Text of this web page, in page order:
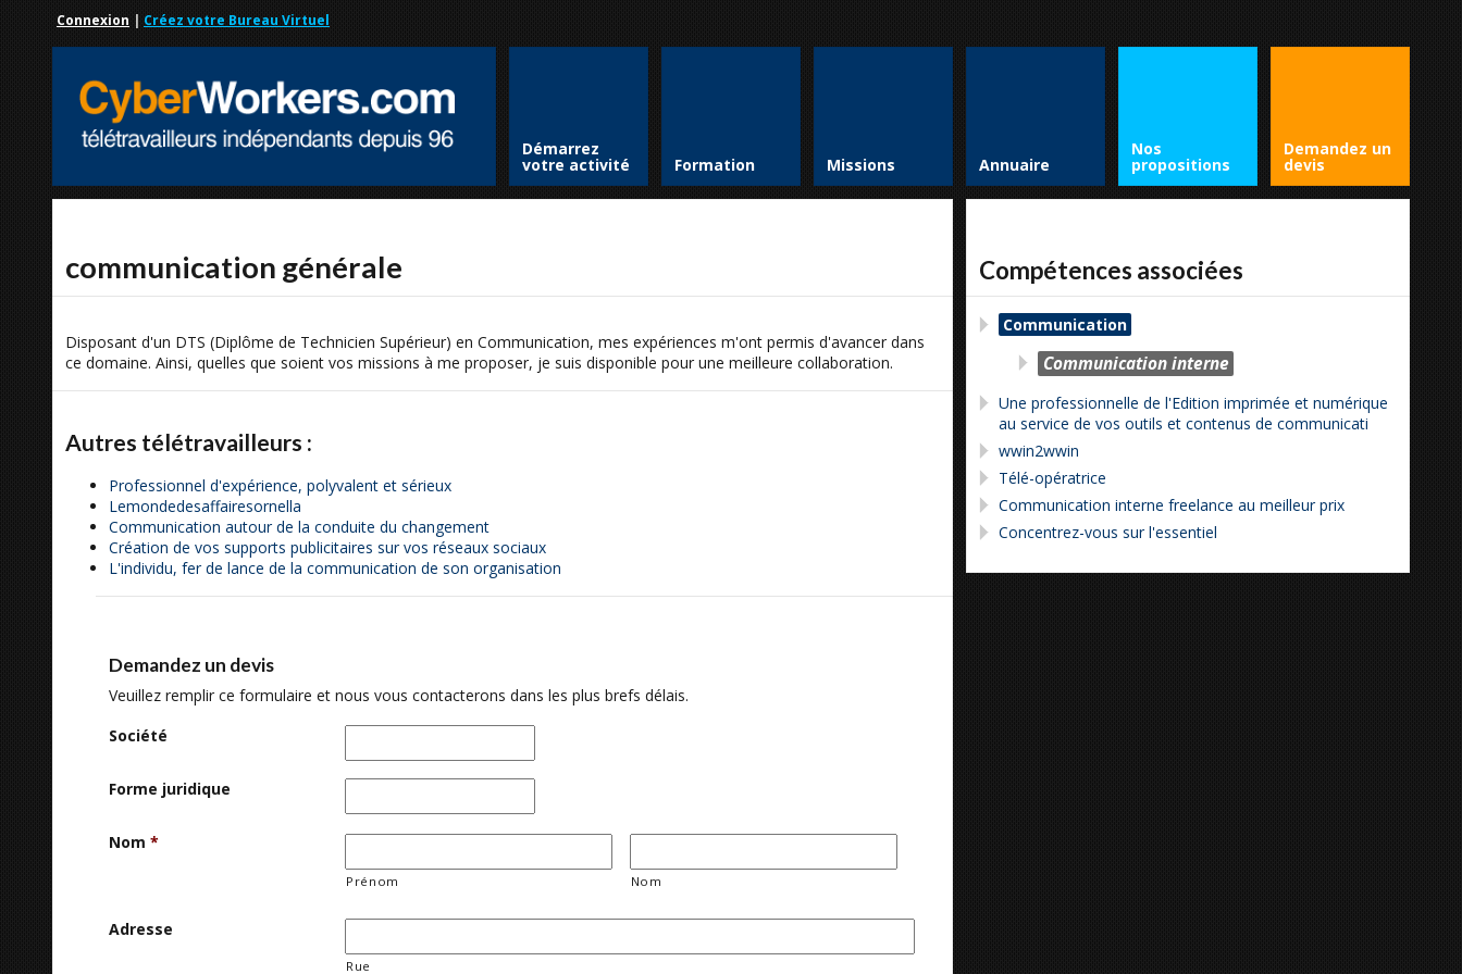
Connexion | Créez votre Bureau Virtuel
Démarrez
votre activité Formation Missions Annuaire
Nos
propositions
Demandez un
devis
communication générale
Disposant d'un DTS (Diplôme de Technicien Supérieur) en Communication, mes expériences m'ont permis d'avancer dans
ce domaine. Ainsi, quelles que soient vos missions à me proposer, je suis disponible pour une meilleure collaboration.
Autres télétravailleurs :
Professionnel d'expérience, polyvalent et sérieux
Lemondedesaffairesornella
Communication autour de la conduite du changement
Création de vos supports publicitaires sur vos réseaux sociaux
L'individu, fer de lance de la communication de son organisation
Demandez un devis
Veuillez remplir ce formulaire et nous vous contacterons dans les plus brefs délais.
Société
Forme juridique
Nom *
Prénom Nom
Adresse
Rue
Compétences associées
Communication
Communication interne
Une professionnelle de l'Edition imprimée et numérique
au service de vos outils et contenus de communicati
wwin2wwin
Télé-opératrice
Communication interne freelance au meilleur prix
Concentrez-vous sur l'essentiel